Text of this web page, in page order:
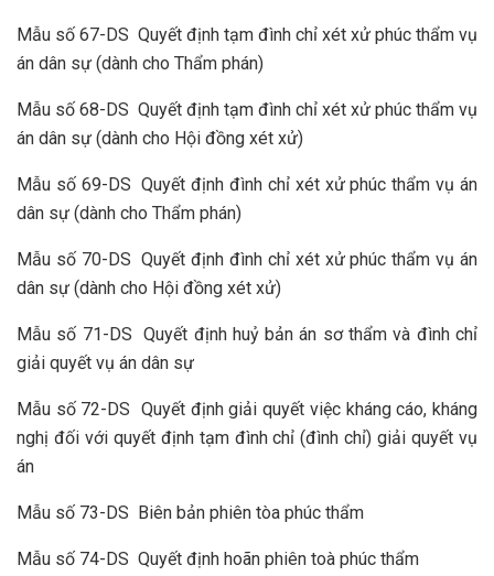
Mẫu số 67-DS Quyết định tạm đình chỉ xét xử phúc thẩm vụ
án dân sự (dành cho Thẩm phán)
Mẫu số 68-DS Quyết định tạm đình chỉ xét xử phúc thẩm vụ
án dân sự (dành cho Hội đồng xét xử)
Mẫu số 69-DS Quyết định đình chỉ xét xử phúc thẩm vụ án
dân sự (dành cho Thẩm phán)
Mẫu số 70-DS Quyết định đình chỉ xét xử phúc thẩm vụ án
dân sự (dành cho Hội đồng xét xử)
Mẫu số 71-DS Quyết định huỷ bản án sơ thẩm và đình chỉ
giải quyết vụ án dân sự
Mẫu số 72-DS Quyết định giải quyết việc kháng cáo, kháng
nghị đối với quyết định tạm đình chỉ (đình chỉ) giải quyết vụ
án
Mẫu số 73-DS Biên bản phiên tòa phúc thẩm
Mẫu số 74-DS Quyết định hoãn phiên toà phúc thẩm